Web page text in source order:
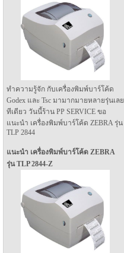
ทำความรู้จัก กับเครื่องพิมพ์บาร์โค้ด
Godex และ Tsc มามากมายหลายรุ่นเลย
ทีเดียว วันนี้ร้าน PP SERVICE ขอ
แนะนำ เครื่องพิมพ์บาร์โค้ด ZEBRA รุ่น
TLP 2844
แนะนำ เครื่องพิมพ์บาร์โค้ด ZEBRA
รุ่น TLP 2844-Z